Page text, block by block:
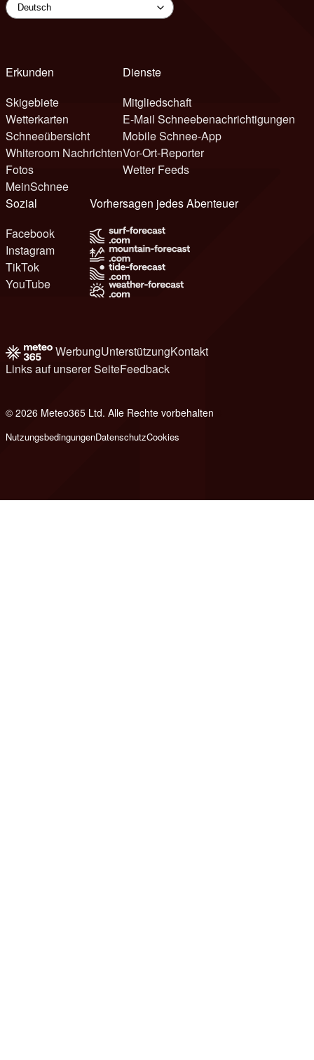
Erkunden
Skigebiete
Wetterkarten
Schneeübersicht
Whiteroom Nachrichten
Fotos
MeinSchnee
Dienste
Mitgliedschaft
E-Mail Schneebenachrichtigungen
Mobile Schnee-App
Vor-Ort-Reporter
Wetter Feeds
Sozial
Facebook
Instagram
TikTok
YouTube
Vorhersagen jedes Abenteuer
WerbungUnterstützungKontakt
Links auf unserer SeiteFeedback
© 2026 Meteo365 Ltd. Alle Rechte vorbehalten
NutzungsbedingungenDatenschutzCookies